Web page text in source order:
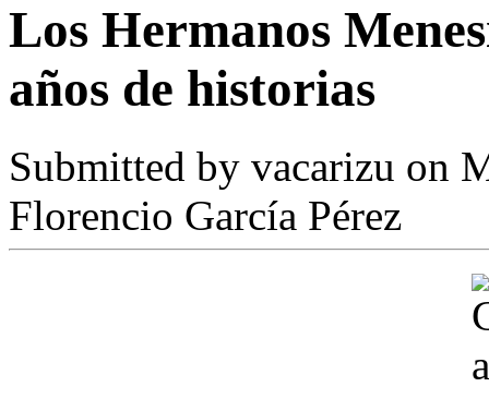
Los Hermanos
años de historias
Submitted by vacarizu on
Florencio García Pérez